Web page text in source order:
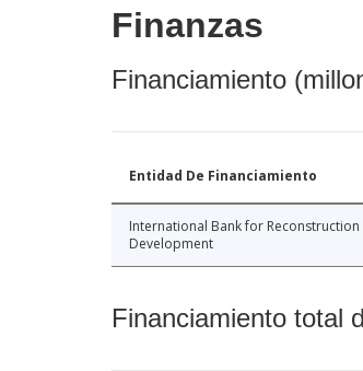
Finanzas
Financiamiento
Entidad De Financiamiento
International Bank for Reconstruction
Development
Financiamiento total